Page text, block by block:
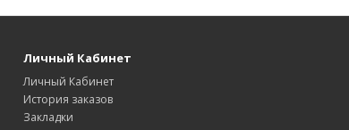
Личный Кабинет
Личный Кабинет
История заказов
Закладки